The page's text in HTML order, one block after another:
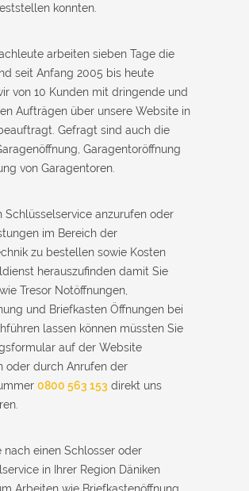
konnten.
arbeiten sieben Tage die
seit Anfang 2005 bis heute
von 10 Kunden mit dringende und
Aufträgen über unsere Website in
Gefragt sind auch die
Garagentoröffnung
von Garagentoren.
Schlüsselservice anzurufen oder
im Bereich der
zu bestellen sowie Kosten
herauszufinden damit Sie
Tresor Notöffnungen,
und Briefkasten Öffnungen bei
lassen können müssten Sie
auf der Website
oder durch Anrufen der
0800 563 153 direkt uns
nach einen Schlosser oder
in Ihrer Region Däniken